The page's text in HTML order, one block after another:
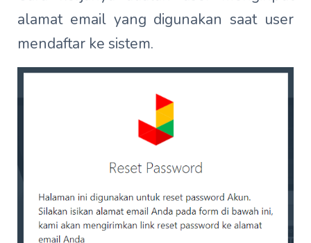
alamat email yang digunakan saat user
mendaftar ke sistem.